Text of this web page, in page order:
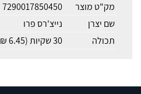
מק"ט מוצר
7290017850450
שם יצרן
נייצ'רס פרו
תכולה
30 שקיות (6.45 ₪ ליחידה)